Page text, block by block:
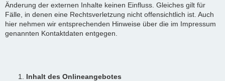
Änderung der externen Inhalte keinen Einfluss. Gleiches gilt für
Fälle, in denen eine Rechtsverletzung nicht offensichtlich ist. Auch
hier nehmen wir entsprechenden Hinweise über die im Impressum
genannten Kontaktdaten entgegen.
Inhalt des Onlineangebotes